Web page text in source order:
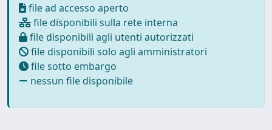
file ad accesso aperto
file disponibili sulla rete interna
file disponibili agli utenti autorizzati
file disponibili solo agli amministratori
file sotto embargo
nessun file disponibile